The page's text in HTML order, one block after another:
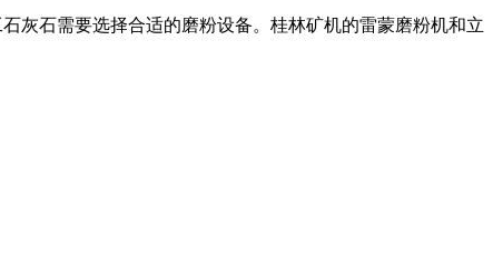
灰石需要选择合适的磨粉设备。桂林矿机的雷蒙磨粉机和立